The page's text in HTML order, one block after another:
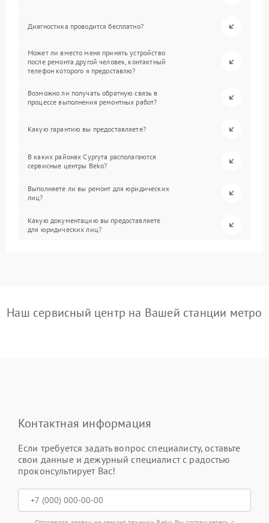
Диагностика проводится бесплатно?
Может ли вместо меня принять устройство
после ремонта другой человек, контактный
телефон которого я предоставлю?
Возможно ли получать обратную связь в
процессе выполнения ремонтных работ?
Какую гарантию вы предоставляете?
В каких районах Сургута располагаются
сервисные центры Beko?
Выполняете ли вы ремонт для юридических
лиц?
Какую документацию вы предоставляете
для юридических лиц?
Наш сервисный центр на Вашей станции метро
Контактная информация
Если требуется задать вопрос специалисту, оставьте
свои данные и дежурный специалист с радостью
проконсультирует Вас!